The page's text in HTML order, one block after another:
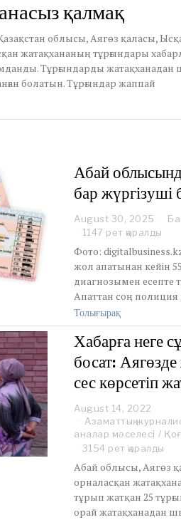
қалмақ
облысы, Аягөз қаласы,
жатақхананың тұрғындары
Тұрғындарды жатақханадан
болатын. Тұрғындар жаппай
Абай
бар жүргізуші
August 30, 2025
u
u
s
t
3
0
2
5
1147 рет қаралды
Фото:
жол апатынан кейін
диагнозымен есепте
Апаттан соң полиция
Толығырақ
Хабарға неге
босат:
сес көрсетіп
August 14, 2022
u
g
u
t
1
4
,
Азаматтық
аналар мәселесі /
3154 рет қаралды
Абай облысы, Аягөз
орналасқан
тұрып жатқан 25
орай жатақханадан